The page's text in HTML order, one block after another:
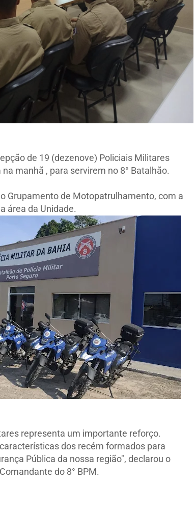
de 19 (dezenove) Policiais Militares
manhã , para servirem no 8° Batalhão.
Grupamento de Motopatrulhamento, com a
área da Unidade.
representa um importante reforço.
dos recém formados para
Pública da nossa região", declarou o
do 8° BPM.